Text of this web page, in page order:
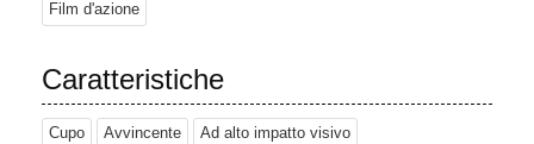
Film d'azione
Caratteristiche
Cupo Avvincente Ad alto impatto visivo